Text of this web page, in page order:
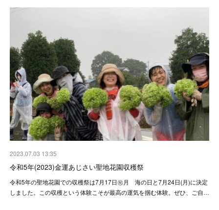
2023.07.03 13:35
令和5年(2023)金運あじさい聖地花園収穫祭
令和5年の聖地花園での収穫祭は7月17日㊗️月 海の日と7月24日(月)に決定
しました。この収穫という体験こそが最高の運気を掴む体験。ぜひ、ご自…